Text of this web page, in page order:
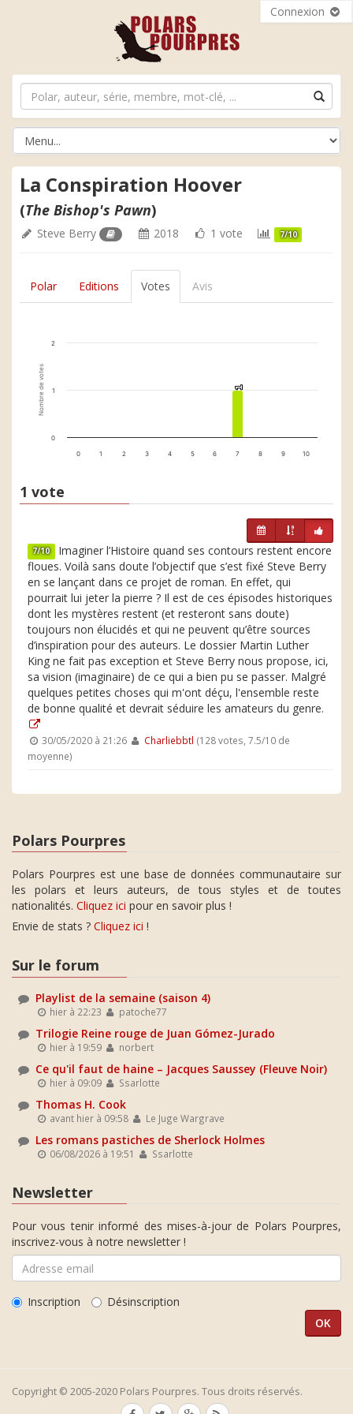
Connexion
La Conspiration Hoover
(The Bishop's Pawn)
Steve Berry 2018 1 vote 7/10
Polar Editions Votes Avis
Nombre de votes 1
1
0 1 2 3 4 5 6 7 8 9 10
0
1
2
1 vote
7/10 Imaginer l’Histoire quand ses contours restent encore
floues. Voilà sans doute l’objectif que s’est fixé Steve Berry
en se lançant dans ce projet de roman. En effet, qui
pourrait lui jeter la pierre ? Il est de ces épisodes historiques
dont les mystères restent (et resteront sans doute)
toujours non élucidés et qui ne peuvent qu’être sources
d’inspiration pour des auteurs. Le dossier Martin Luther
King ne fait pas exception et Steve Berry nous propose, ici,
sa vision (imaginaire) de ce qui a bien pu se passer. Malgré
quelques petites choses qui m'ont déçu, l'ensemble reste
de bonne qualité et devrait séduire les amateurs du genre.
30/05/2020 à 21:26 Charliebbtl (128 votes, 7.5/10 de
moyenne)
Polars Pourpres
Polars Pourpres est une base de données communautaire sur
les polars et leurs auteurs, de tous styles et de toutes
nationalités. Cliquez ici pour en savoir plus !
Envie de stats ? Cliquez ici !
Sur le forum
Playlist de la semaine (saison 4)
hier à 22:23 patoche77
Trilogie Reine rouge de Juan Gómez-Jurado
hier à 19:59 norbert
Ce qu'il faut de haine – Jacques Saussey (Fleuve Noir)
hier à 09:09 Ssarlotte
Thomas H. Cook
avant hier à 09:58 Le Juge Wargrave
Les romans pastiches de Sherlock Holmes
06/08/2026 à 19:51 Ssarlotte
Newsletter
Pour vous tenir informé des mises-à-jour de Polars Pourpres,
inscrivez-vous à notre newsletter !
Inscription Désinscription
Copyright © 2005-2020 Polars Pourpres. Tous droits réservés.